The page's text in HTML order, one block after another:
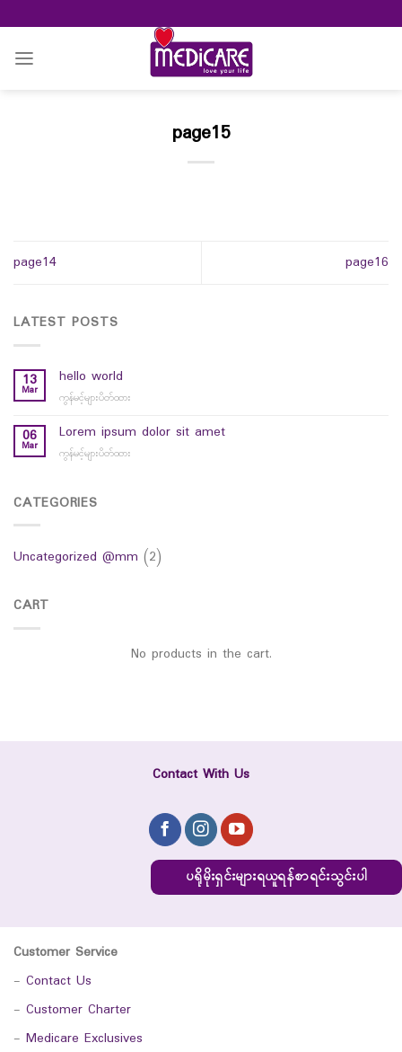
to
content
page15
page14 page16
LATEST POSTS
13
Mar
hello world
ကွန်မင့်များပိတ်ထား
world
06
Mar
Lorem ipsum dolor sit amet
ကွန်မင့်များပိတ်ထား
CATEGORIES
Uncategorized @mm (2)
CART
No products in the cart.
Contact With Us
ပရိုမိုးရှင်းများရယူရန်စာရင်းသွင်းပါ
Customer Service
- Contact Us
- Customer Charter
- Medicare Exclusives